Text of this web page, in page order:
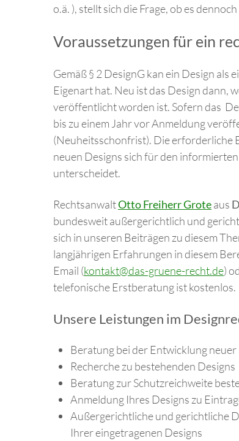
o.ä. ), stellt sich die Frage, ob es
Voraussetzungen für ein
Gemäß § 2 DesignG kan ein Design als
Eigenart hat. Neu ist das Design dann,
veröffentlicht worden ist. Sofern das
bis zu einem Jahr vor Anmeldung
(Neuheitsschonfrist). Die erforderliche
neuen Designs sich für den
unterscheidet.
RechtsanwaltOtto Freiherr Groteaus
bundesweit außergerichtlich und
sich in unseren Beiträgen zu diesem
langjährigen Erfahrungen in diesem
Email (kontakt@das-gruene-recht.de)
telefonische Erstberatung ist kostenlos.
Unsere Leistungen im
Beratung bei der Entwicklung neuer
Recherche zu bestehenden Designs
Beratung zur Schutzreichweite
Anmeldung Ihres Designs zu
Außergerichtliche und gerichtliche
Ihrer eingetragenen Designs